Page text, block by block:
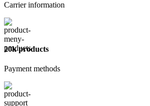
Carrier information
20k products
Payment methods